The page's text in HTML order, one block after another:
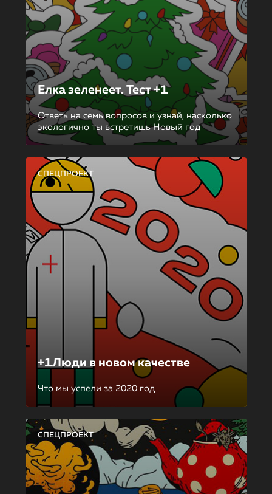
Елка зеленеет. Тест +1
Ответь на семь вопросов и узнай, насколько
экологично ты встретишь Новый год
СПЕЦПРОЕКТ
+1Люди в новом качестве
Что мы успели за 2020 год
СПЕЦПРОЕКТ